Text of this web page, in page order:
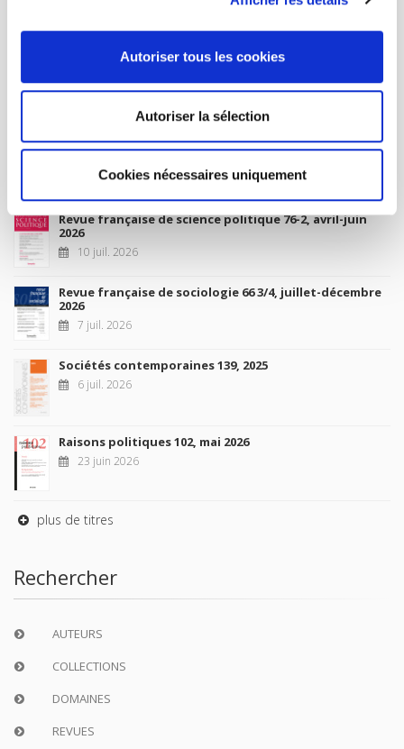
Autoriser tous les cookies
Autoriser la sélection
Cookies nécessaires uniquement
4 sept. 2026
Nouveautés
Revue française de science politique 76-2, avril-juin
2026
10 juil. 2026
Revue française de sociologie 66 3/4, juillet-décembre
2026
7 juil. 2026
Sociétés contemporaines 139, 2025
6 juil. 2026
Raisons politiques 102, mai 2026
23 juin 2026
plus de titres
Rechercher
AUTEURS
COLLECTIONS
DOMAINES
REVUES